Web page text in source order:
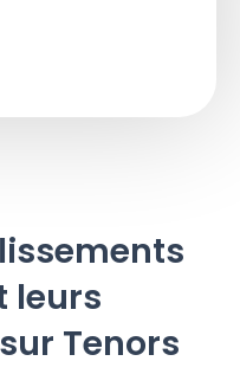
leurs
Tenors